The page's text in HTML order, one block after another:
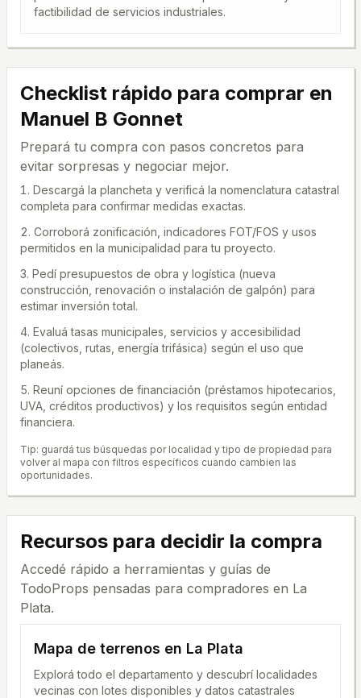
factibilidad de servicios industriales.
Checklist rápido para comprar en
Manuel B Gonnet
Prepará tu compra con pasos concretos para
evitar sorpresas y negociar mejor.
Descargá la plancheta y verificá la nomenclatura catastral
completa para confirmar medidas exactas.
Corroborá zonificación, indicadores FOT/FOS y usos
permitidos en la municipalidad para tu proyecto.
Pedí presupuestos de obra y logística (nueva
construcción, renovación o instalación de galpón) para
estimar inversión total.
Evaluá tasas municipales, servicios y accesibilidad
(colectivos, rutas, energía trifásica) según el uso que
planeás.
Reuní opciones de financiación (préstamos hipotecarios,
UVA, créditos productivos) y los requisitos según entidad
financiera.
Tip: guardá tus búsquedas por localidad y tipo de propiedad para
volver al mapa con filtros específicos cuando cambien las
oportunidades.
Recursos para decidir la compra
Accedé rápido a herramientas y guías de
TodoProps pensadas para compradores en La
Plata.
Mapa de terrenos en La Plata
Explorá todo el departamento y descubrí localidades
vecinas con lotes disponibles y datos catastrales